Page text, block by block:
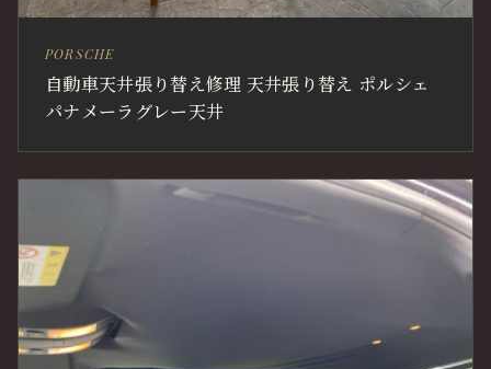
PORSCHE
自動車天井張り替え修理 天井張り替え ポルシェ
パナメーラグレー天井